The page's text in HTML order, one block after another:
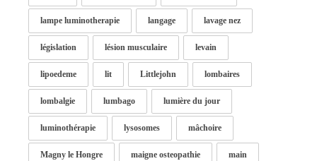
lampe luminotherapie langage lavage nez
législation lésion musculaire levain
lipoedeme lit Littlejohn lombaires
lombalgie lumbago lumière du jour
luminothérapie lysosomes mâchoire
Magny le Hongre maigne osteopathie main